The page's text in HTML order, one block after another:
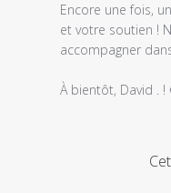
Encore une fois,
et votre soutien !
accompagner
À bientôt, David . !